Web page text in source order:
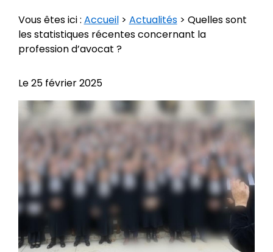
Vous êtes ici : Accueil> Actualités> Quelles sont
les statistiques récentes concernant la
profession d’avocat ?
Le25 février 2025